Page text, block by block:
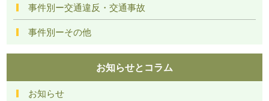
事件別ー交通違反・交通事故
事件別ーその他
お知らせとコラム
お知らせ